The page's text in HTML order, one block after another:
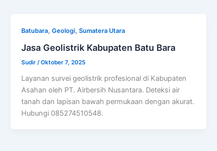
Batubara,Geologi,Sumatera Utara
Jasa Geolistrik Kabupaten Batu Bara
Sudir /Oktober 7, 2025
Layanan survei geolistrik profesional di Kabupaten
Asahan oleh PT. Airbersih Nusantara. Deteksi air
tanah dan lapisan bawah permukaan dengan akurat.
Hubungi 085274510548.